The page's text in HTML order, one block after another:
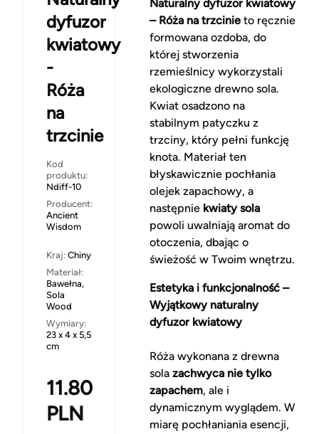
dyfuzor
kwiatowy
-
Róża
na
trzcinie
Kod
produktu:
Ndiff-10
Producent:
Ancient
Wisdom
Kraj: Chiny
Materiał:
Bawełna,
Sola
Wood
Wymiary:
23 x 4 x 5,5
cm
11.80
PLN
Naturalny dyfuzor kwiatowy
– Róża na trzcinieto ręcznie
formowana ozdoba, do
której stworzenia
rzemieślnicy wykorzystali
ekologiczne drewno sola.
Kwiat osadzono na
stabilnym patyczku z
trzciny, który pełni funkcję
knota. Materiał ten
błyskawicznie pochłania
olejek zapachowy, a
następnie kwiaty sola
powoli uwalniają aromat do
otoczenia, dbając o
świeżość w Twoim wnętrzu.
Estetyka i funkcjonalność –
Wyjątkowy naturalny
dyfuzor kwiatowy
Róża wykonana z drewna
sola zachwyca nie tylko
zapachem, ale i
dynamicznym wyglądem. W
miarę pochłaniania esencji,